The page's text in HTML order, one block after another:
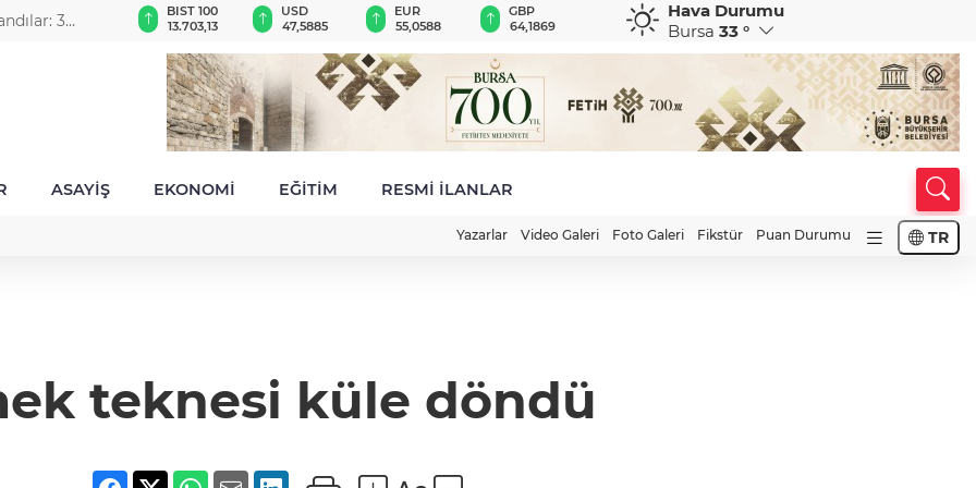
3
GAU/TRY
6.512,09
BIST 100
13.703,13
USD
47,5885
EUR
55,0588
GBP
64,1869
CHF
58,8615
CAD
33,9561
Hava Durumu
Bursa 33 °
ASAYİŞ EKONOMİ EĞİTİM RESMİ İLANLAR
Yazarlar Video Galeri Foto Galeri Fikstür Puan Durumu TR
teknesi küle döndü